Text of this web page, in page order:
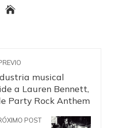
musical
a Lauren Bennett,
Party Rock Anthem
POST